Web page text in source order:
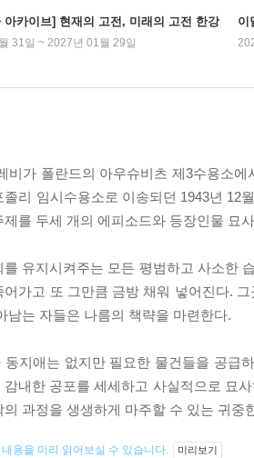
아카이브] 현재의 고전, 미래의 고전 한강
31일 ~ 2027년 01월 29일
이
비가 폴란드의 아우슈비츠 제3수용소
졸리 임시수용소로 이송되던 1943년 12
제를 두세 개의 에피소드와 등장인물 묘
를 유지시켜주는 모든 평범하고 사소한
어가고 또 그만큼 금방 채워 넣어진다.
남는 자들은 나름의 책략을 마련한다.
동지애는 없지만 필요한 물건들을 공급
감내한 공포를 세세하고 사실적으로 묘
의 과정을 생생하게 마주할 수 있는 귀중
용을 미리 읽어보실 수 있습니다. 미리보기